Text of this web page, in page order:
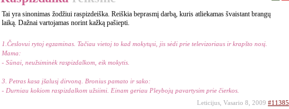
Tai yra sinonimas žodžiui raspizdeiška. Reiškia beprasmį darbą, kuris atliekamas švaistant brangų
laiką. Dažnai vartojamas norint kažką pašiepti.
1.Česlovui rytoj egzaminas. Tačiau vietoj to kad mokytųsi, jis sėdi prie televizoriaus ir krapšto nosį.
Mama:
- Sūnai, neužsiminėk raspizdalkom, eik mokytis.
3. Petras kasa įšalusį dirvoną. Bronius pamato ir sako:
- Durniau kokiom raspizdalkom užsiimi. Einam geriau Pleybojų pavartysim prie čierkos.
Leticijus, Vasario 8, 2009 #11385